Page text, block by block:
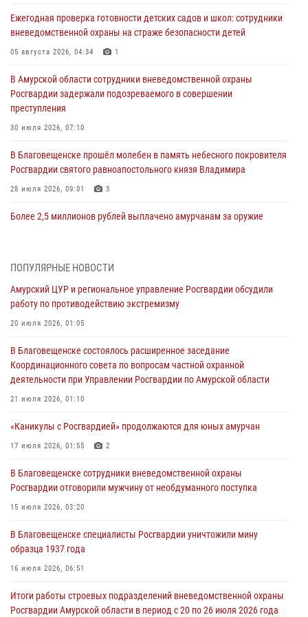
Ежегодная проверка готовности детских садов и школ: сотрудники
вневедомственной охраны на страже безопасности детей
05 августа 2026, 04:34 1
В Амурской области сотрудники вневедомственной охраны
Росгвардии задержали подозреваемого в совершении
преступления
30 июля 2026, 07:10
В Благовещенске прошёл молебен в память небесного покровителя
Росгвардии святого равноапостольного князя Владимира
28 июля 2026, 09:01 3
Более 2,5 миллионов рублей выплачено амурчанам за оружие
Росгвардии Амурской области в период с 20 по 26 июля 2026 года
27 июля 2026, 06:28
охраны
23 июля 2026, 07:49
Амурчане смогут узнать об условиях поступления на службу в
23 июля 2026, 00:00
Координационного совета по вопросам частной охранной
деятельности при Управлении Росгвардии по Амурской области
21 июля 2026, 01:10
ПОПУЛЯРНЫЕ НОВОСТИ
Амурский ЦУР и региональное управление Росгвардии обсудили
работу по противодействию экстремизму
20 июля 2026, 01:05
В Благовещенске состоялось расширенное заседание
Координационного совета по вопросам частной охранной
деятельности при Управлении Росгвардии по Амурской области
21 июля 2026, 01:10
«Каникулы с Росгвардией» продолжаются для юных амурчан
17 июля 2026, 01:55 2
В Благовещенске сотрудники вневедомственной охраны
Росгвардии отговорили мужчину от необдуманного поступка
15 июля 2026, 03:20
В Благовещенске специалисты Росгвардии уничтожили мину
образца 1937 года
16 июля 2026, 06:51
Итоги работы строевых подразделений вневедомственной охраны
Росгвардии Амурской области в период с 20 по 26 июля 2026 года